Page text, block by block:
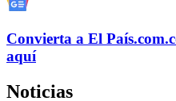
Convierta a El País
aquí
Noticias